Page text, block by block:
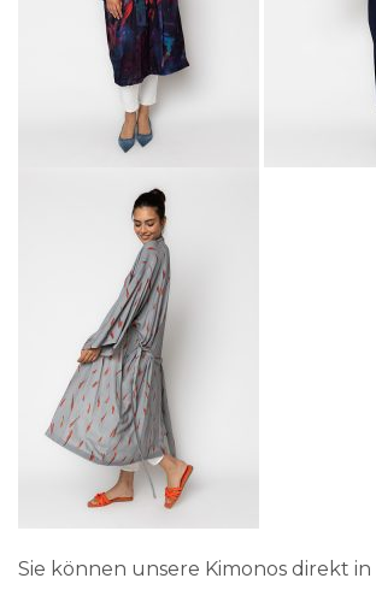
Sie können unsere Kimonos direkt